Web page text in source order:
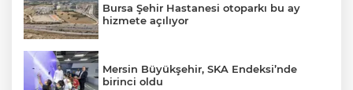
Bursa Şehir Hastanesi otoparkı bu ay
hizmete açılıyor
Mersin Büyükşehir, SKA Endeksi’nde
birinci oldu